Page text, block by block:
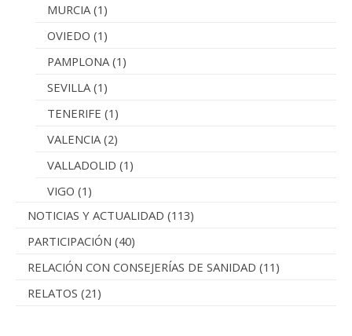
MURCIA (1)
OVIEDO (1)
PAMPLONA (1)
SEVILLA (1)
TENERIFE (1)
VALENCIA (2)
VALLADOLID (1)
VIGO (1)
NOTICIAS Y ACTUALIDAD (113)
PARTICIPACIÓN (40)
RELACIÓN CON CONSEJERÍAS DE SANIDAD (11)
RELATOS (21)